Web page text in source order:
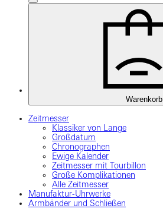
Warenkorb
Zeitmesser
Klassiker von Lange
Großdatum
Chronographen
Ewige Kalender
Zeitmesser mit Tourbillon
Große Komplikationen
Alle Zeitmesser
Manufaktur-Uhrwerke
Armbänder und Schließen